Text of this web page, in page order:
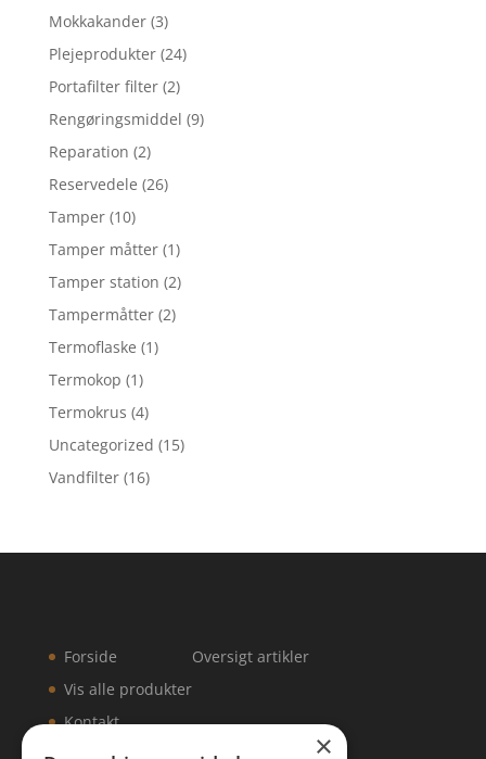
Mokkakander (3)
Plejeprodukter (24)
Portafilter filter (2)
Rengøringsmiddel (9)
Reparation (2)
Reservedele (26)
Tamper (10)
Tamper måtter (1)
Tamper station (2)
Tampermåtter (2)
Termoflaske (1)
Termokop (1)
Termokrus (4)
Uncategorized (15)
Vandfilter (16)
Forside
Vis alle produkter
Kontakt
Oversigt artikler
×